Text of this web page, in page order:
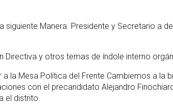
Manera. Presidente y Secretario a
y otros temas de índole interno
la Mesa Política del Frente Cambiemos a la
con el precandidato Alejandro
el distrito.